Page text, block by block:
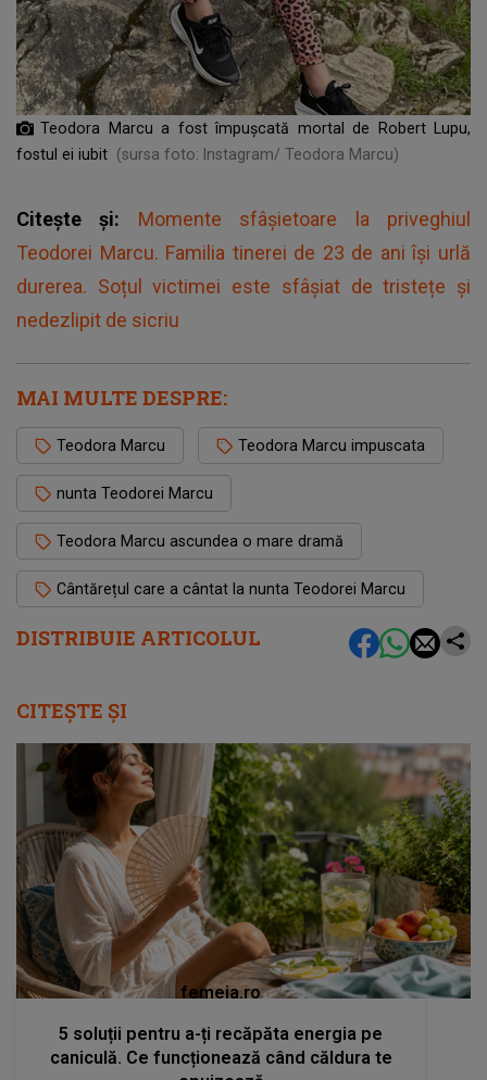
DISTRIBUIE ARTICOLUL
Teodora Marcu a fost împușcată mortal de Robert Lupu,
fostul ei iubit (sursa foto: Instagram/ Teodora Marcu)
Citește și: Momente sfâșietoare la priveghiul
Teodorei Marcu. Familia tinerei de 23 de ani își urlă
durerea. Soțul victimei este sfâșiat de tristețe și
nedezlipit de sicriu
MAI MULTE DESPRE:
Teodora Marcu Teodora Marcu impuscata
nunta Teodorei Marcu
Teodora Marcu ascundea o mare dramă
Cântărețul care a cântat la nunta Teodorei Marcu
CITEȘTE ȘI
femeia.ro
5 soluții pentru a-ți recăpăta energia pe
caniculă. Ce funcționează când căldura te